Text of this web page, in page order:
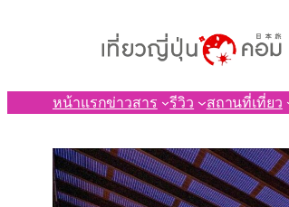
หน้าแรกข่าวสาร รีวิว สถานที่เที่ยว